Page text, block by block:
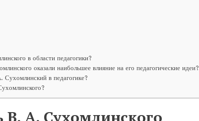
в области педагогики?
оказали наибольшее влияние на его педагогические идеи?
в педагогике?
В. А. Сухомлинского